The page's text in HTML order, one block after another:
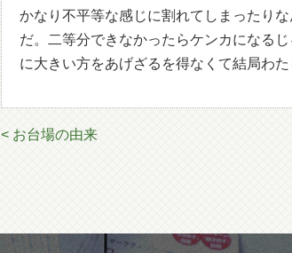
かなり不平等な感じに割れてしまったり
だ。二等分できなかったらケンカになる
に大きい方をあげざるを得なくて結局わた
< お台場の由来